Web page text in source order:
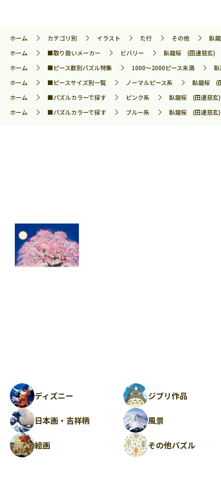
ホーム カテゴリ別 イラスト た行 その他
臥
ホーム
■取り扱いメーカー ビバリー
臥龍桜 (田邊慈玄)
ホーム
■ピース数別パズル特集 1000～2000ピース未満
ホーム
■ピースサイズ別一覧 ノーマルピース系
臥龍桜 (
ホーム
■パズルカラーで探す ピンク系
臥龍桜 (田邊慈
ホーム
■パズルカラーで探す ブルー系 臥龍桜 (田邊慈
ディズニー ジブリ作品
日本画・吉祥柄 風景
絵画 その他パズル